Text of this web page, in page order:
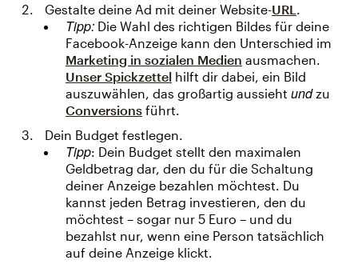
Gestalte deine Ad mit deiner Website-URL
Tipp: Die Wahl des richtigen Bildes für deine
Facebook-Anzeige kann den Unterschied im
Marketing in sozialen Medien ausmachen.
Unser Spickzettel hilft dir dabei, ein Bild
auszuwählen, das großartig aussieht undzu
Conversions führt.
Dein Budget festlegen.
Tipp: Dein Budget stellt den maximalen
Geldbetrag dar, den du für die Schaltung
deiner Anzeige bezahlen möchtest. Du
kannst jeden Betrag investieren, den du
möchtest – sogar nur 5 Euro – und du
bezahlst nur, wenn eine Person tatsächlich
auf deine Anzeige klickt.